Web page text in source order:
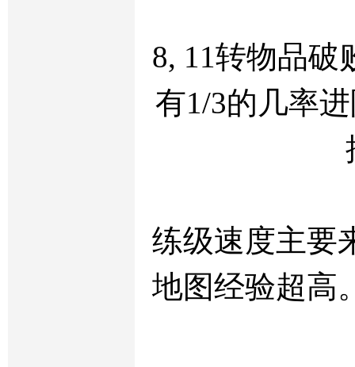
8, 11转物品破
有1/3的几率
练级速度主要
地图经验超高